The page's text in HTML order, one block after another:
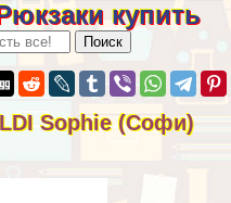
купить
Sophie (Софи)